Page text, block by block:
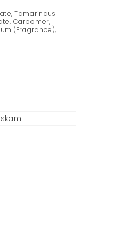
Tamarindus
Carbomer,
(Fragrance),